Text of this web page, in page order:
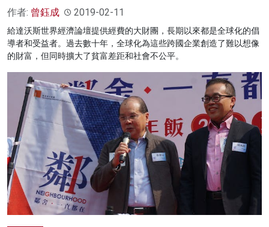
作者: 曾鈺成 2019-02-11
給達沃斯世界經濟論壇提供經費的大財團，長期以來都是全球化的倡
導者和受益者。過去數十年，全球化為這些跨國企業創造了難以想像
的財富，但同時擴大了貧富差距和社會不公平。